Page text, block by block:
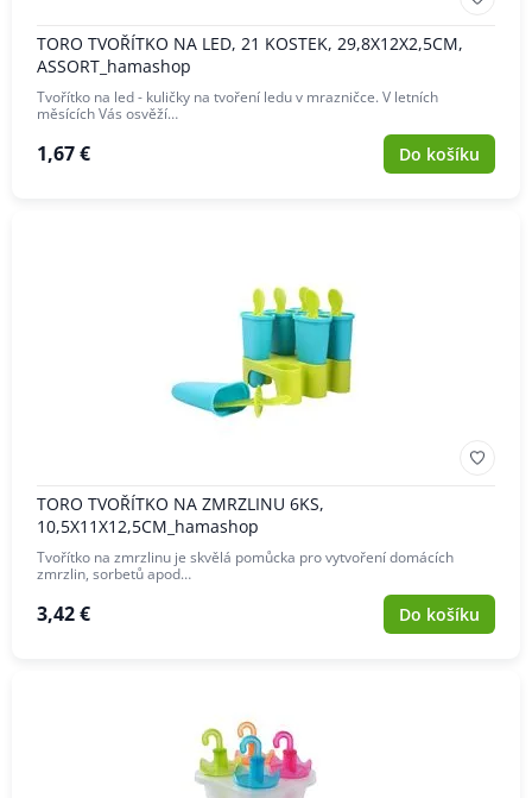
TORO TVOŘÍTKO NA LED, 21 KOSTEK, 29,8X12X2,5CM,
ASSORT_hamashop
Tvořítko na led - kuličky na tvoření ledu v mrazničce. V letních
měsících Vás osvěží…
1,67 € Do košíku
TORO TVOŘÍTKO NA ZMRZLINU 6KS,
10,5X11X12,5CM_hamashop
Tvořítko na zmrzlinu je skvělá pomůcka pro vytvoření domácích
zmrzlin, sorbetů apod…
3,42 € Do košíku